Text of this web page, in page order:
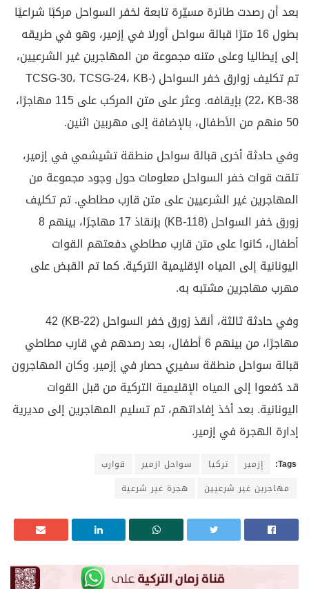
بعد أن رصدت طائرة مسيّرة تابعة لخفر السواحل مركبًا شراعيًا
بطول 16 مترًا قبالة سواحل أورلا في إزمير، وهو في طريقه
إلى إيطاليا وعلى متنه مجموعة من المهاجرين غير الشرعيين،
تم تكليف زوارق خفر السواحل (TCSG-30، TCSG-24، KB-
22، KB-38) بإيقافه. وعثر على متن المركب على 115 مهاجرًا،
50 منهم من الأطفال، بالإضافة إلى مهربين اثنين.
وفي حادثة أخرى قبالة سواحل منطقة تشيشمي في إزمير،
تلقت قوات خفر السواحل معلومات حول وجود مجموعة من
المهاجرين غير الشرعيين على متن قارب مطاطي. تم تكليف
زورق خفر السواحل (KB-118) بإنقاذ 17 مهاجرًا، بينهم 8
أطفال، كانوا على متن قارب مطاطي دفعتهم القوات
اليونانية إلى المياه الإقليمية التركية. كما تم القبض على
مهرب مهاجرين مشتبه به.
وفي حادثة ثالثة، أنقذ زورق خفر السواحل (KB-22) 42
مهاجرًا، من بينهم 6 أطفال، بعد رصدهم في قارب مطاطي
قبالة سواحل منطقة سفيري حصار في إزمير. وكان المهاجرون
قد دُفعوا إلى المياه الإقليمية التركية من قبل القوات
اليونانية. بعد أخذ إفاداتهم، تم تسليم المهاجرين إلى مديرية
إدارة الهجرة في إزمير.
Tags: إزمير تركيا سواحل ازمير
قوارب
مهاجرين غير شرعيين
هجرة غير شرعية